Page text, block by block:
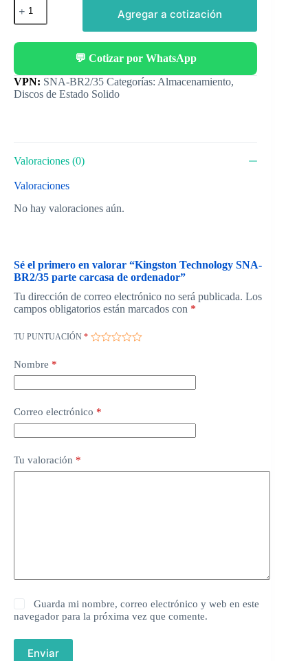
Agregar a cotización
💬 Cotizar por WhatsApp
Categorías: Almacenamiento,
Discos de Estado Solido
Valoraciones (0)
Valoraciones
No hay valoraciones aún.
Sé el primero en valorar “Kingston Technology SNA-
BR2/35 parte carcasa de ordenador”
Tu dirección de correo electrónico no será publicada. Los
campos obligatorios están marcados con *
TU PUNTUACIÓN *
Nombre *
Correo electrónico *
Tu valoración *
Guarda mi nombre, correo electrónico y web en este
navegador para la próxima vez que comente.
Enviar